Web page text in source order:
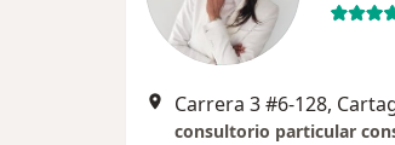
Carrera 3 #6-128,
consultorio particular